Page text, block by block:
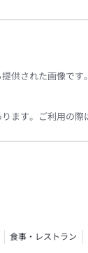
供された画像です。
ます。ご利用の際
食事・レストラン